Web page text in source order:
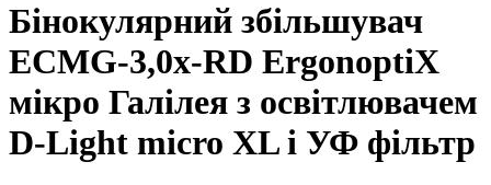
Бінокулярний збільшувач
ECMG-3,0x-RD ErgonoptiX
мікро Галілея з освітлювачем
D-Light micro XL і УФ фільтр